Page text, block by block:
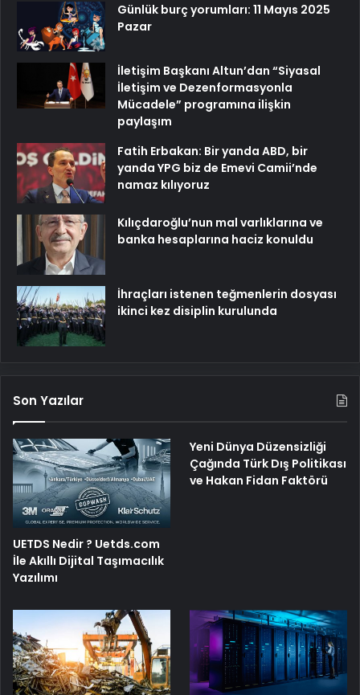
Günlük burç yorumları: 11 Mayıs 2025
Pazar
İletişim Başkanı Altun’dan “Siyasal
İletişim ve Dezenformasyonla
Mücadele” programına ilişkin
paylaşım
Fatih Erbakan: Bir yanda ABD, bir
yanda YPG biz de Emevi Camii’nde
namaz kılıyoruz
Kılıçdaroğlu’nun mal varlıklarına ve
banka hesaplarına haciz konuldu
İhraçları istenen teğmenlerin dosyası
ikinci kez disiplin kurulunda
Son Yazılar
UETDS Nedir ? Uetds.com
İle Akıllı Dijital Taşımacılık
Yazılımı
Yeni Dünya Düzensizliği
Çağında Türk Dış Politikası
ve Hakan Fidan Faktörü